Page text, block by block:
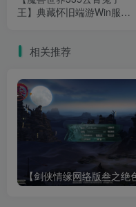
王】典藏怀旧端游Win服务
相关推荐